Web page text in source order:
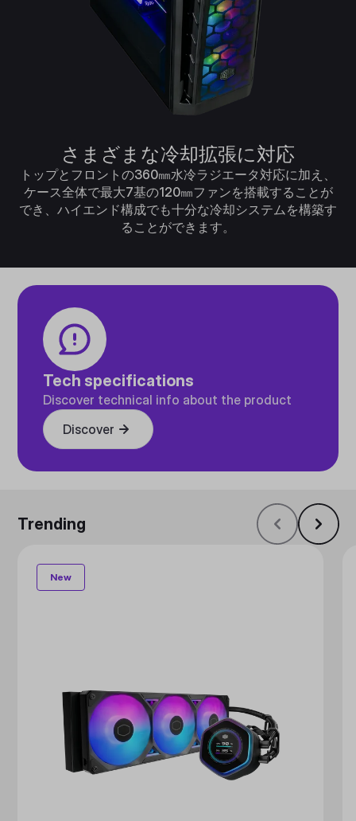
さまざまな冷却拡張に対応
トップとフロントの360㎜水冷ラジエータ対応に加え、
ケース全体で最大7基の120㎜ファンを搭載することが
でき、ハイエンド構成でも十分な冷却システムを構築す
ることができます。
Tech specifications
Discover technical info about the product
Discover
Trending
New